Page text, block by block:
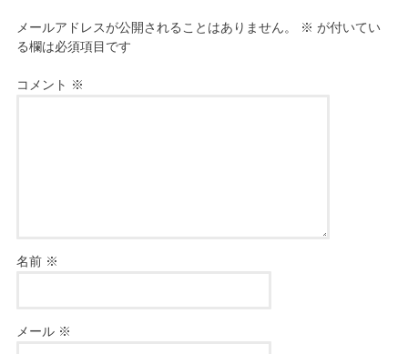
メールアドレスが公開されることはありません。 ※ が付いてい
る欄は必須項目です
コメント ※
名前 ※
メール ※